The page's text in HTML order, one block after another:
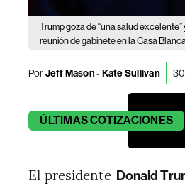
Trump goza de “una salud
reunión de gabinete en la Casa
PorJeff Mason - Kate Sullivan 30
ÚLTIMASCOTIZACIONES
El presidente Donald